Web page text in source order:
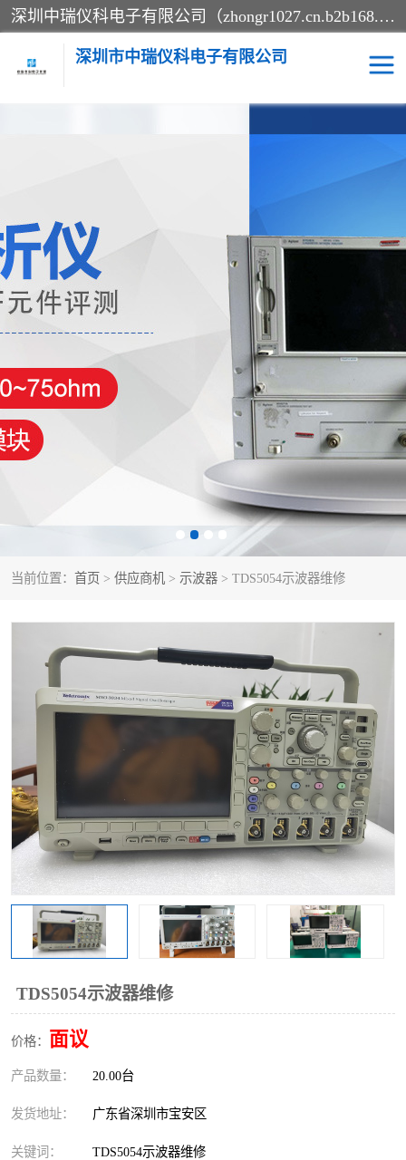
深圳中瑞仪科电子有限公司（zhongr1027.cn.b2b168.com）主要从事回收二手仪器，工厂仪器，回收示波器，KeysightE4980A，FLUKE754，MT8852B，IFR3920，Agilent N4010A，MT8852B等业务，全国统一热线：13570873835。深圳中瑞仪科电子有限公司整批或单出，专业评估高价回收工厂闲置仪器。
深圳市中瑞仪科电子有限公司
当前位置： 首页 > 供应商机 > 示波器 > TDS5054示波器维修
TDS5054示波器维修
价格： 面议
产品数量： 20.00台
发货地址： 广东省深圳市宝安区
关键词： TDS5054示波器维修
电阻-功率计 频谱分析仪
万用表 综合测试仪
蓝牙测试仪 网络分析仪
过程校验仪 电桥测试仪
泰克示波器 电池测试仪
函数信号发生器
校准件
阻抗分析仪